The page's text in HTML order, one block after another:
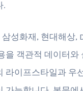
.
성화재, 현대해상,
을 객관적 데이터와
라이프스타일과 우